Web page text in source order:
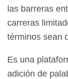
las barreras
carreras
términos sean
Es una
adición de